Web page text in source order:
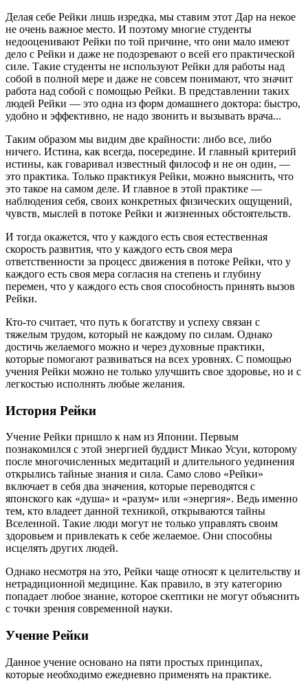
Делая себе Рейки лишь изредка, мы ставим этот Дар на некое
не очень важное место. И поэтому многие студенты
недооценивают Рейки по той причине, что они мало имеют
дело с Рейки и даже не подозревают о всей его практической
силе. Такие студенты не используют Рейки для работы над
собой в полной мере и даже не совсем понимают, что значит
работа над собой с помощью Рейки. В представлении таких
людей Рейки — это одна из форм домашнего доктора: быстро,
удобно и эффективно, не надо звонить и вызывать врача...
Таким образом мы видим две крайности: либо все, либо
ничего. Истина, как всегда, посередине. И главный критерий
истины, как говаривал известный философ и не он один, —
это практика. Только практикуя Рейки, можно выяснить, что
это такое на самом деле. И главное в этой практике —
наблюдения себя, своих конкретных физических ощущений,
чувств, мыслей в потоке Рейки и жизненных обстоятельств.
И тогда окажется, что у каждого есть своя естественная
скорость развития, что у каждого есть своя мера
ответственности за процесс движения в потоке Рейки, что у
каждого есть своя мера согласия на степень и глубину
перемен, что у каждого есть своя способность принять вызов
Рейки.
Кто-то считает, что путь к богатству и успеху связан с
тяжелым трудом, который не каждому по силам. Однако
достичь желаемого можно и через духовные практики,
которые помогают развиваться на всех уровнях. С помощью
учения Рейки можно не только улучшить свое здоровье, но и с
легкостью исполнять любые желания.
История Рейки
Учение Рейки пришло к нам из Японии. Первым
познакомился с этой энергией буддист Микао Усуи, которому
после многочисленных медитаций и длительного уединения
открылись тайные знания и сила. Само слово «Рейки»
включает в себя два значения, которые переводятся с
японского как «душа» и «разум» или «энергия». Ведь именно
тем, кто владеет данной техникой, открываются тайны
Вселенной. Такие люди могут не только управлять своим
здоровьем и привлекать к себе желаемое. Они способны
исцелять других людей.
Однако несмотря на это, Рейки чаще относят к целительству и
нетрадиционной медицине. Как правило, в эту категорию
попадает любое знание, которое скептики не могут объяснить
с точки зрения современной науки.
Учение Рейки
Данное учение основано на пяти простых принципах,
которые необходимо ежедневно применять на практике.